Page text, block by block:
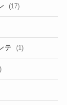
(17)
テ (1)